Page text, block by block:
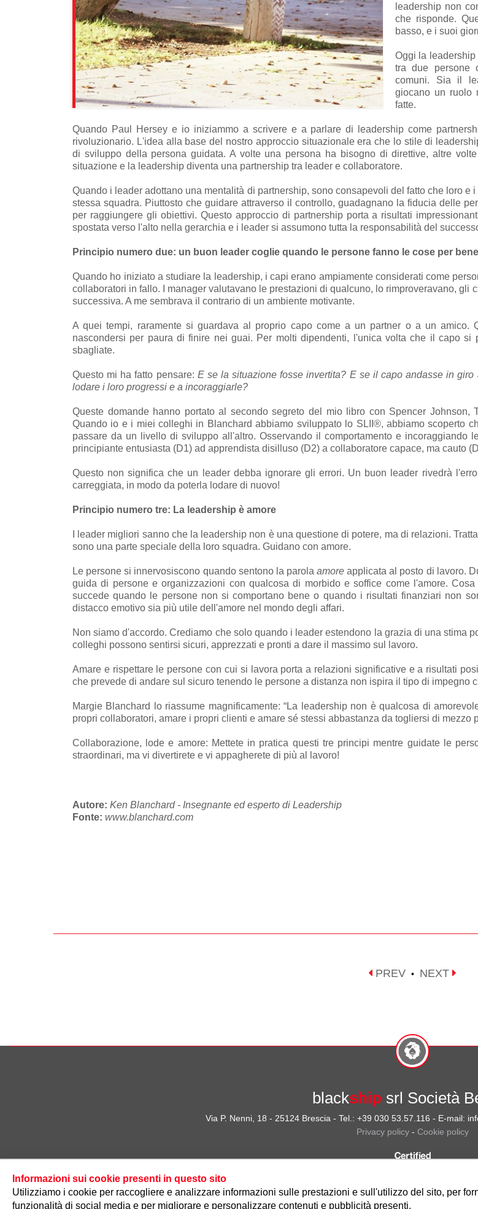
leadership non
che risponde.
basso, e i suoi
Oggi la
tra due persone
comuni. Sia il
giocano un ruolo
fatte.
Quando Paul Hersey e io iniziammo a scrivere e a parlare di leadership come
rivoluzionario. L'idea alla base del nostro approccio situazionale era che lo stile di
di sviluppo della persona guidata. A volte una persona ha bisogno di direttive, altre
situazione e la leadership diventa una partnership tra leader e collaboratore.
Quando i leader adottano una mentalità di partnership, sono consapevoli del fatto che loro
stessa squadra. Piuttosto che guidare attraverso il controllo, guadagnano la fiducia delle
per raggiungere gli obiettivi. Questo approccio di partnership porta a risultati
spostata verso l'alto nella gerarchia e i leader si assumono tutta la responsabilità del
Principio numero due: un buon leader coglie quando le persone fanno le cose per bene
Quando ho iniziato a studiare la leadership, i capi erano ampiamente considerati come
collaboratori in fallo. I manager valutavano le prestazioni di qualcuno, lo rimproveravano, gli
successiva. A me sembrava il contrario di un ambiente motivante.
A quei tempi, raramente si guardava al proprio capo come a un partner o a un amico.
nascondersi per paura di finire nei guai. Per molti dipendenti, l'unica volta che il capo si
sbagliate.
Questo mi ha fatto pensare: E se la situazione fosse invertita? E se il capo andasse in
lodare i loro progressi e a incoraggiarle?
Queste domande hanno portato al secondo segreto del mio libro con Spencer
Quando io e i miei colleghi in Blanchard abbiamo sviluppato lo SLII®, abbiamo scoperto
passare da un livello di sviluppo all'altro. Osservando il comportamento e incoraggiando
principiante entusiasta (D1) ad apprendista disilluso (D2) a collaboratore capace, ma cauto
Questo non significa che un leader debba ignorare gli errori. Un buon leader rivedrà
carreggiata, in modo da poterla lodare di nuovo!
Principio numero tre: La leadership è amore
I leader migliori sanno che la leadership non è una questione di potere, ma di relazioni.
sono una parte speciale della loro squadra. Guidano con amore.
Le persone si innervosiscono quando sentono la parolaamore applicata al posto di lavoro.
guida di persone e organizzazioni con qualcosa di morbido e soffice come l'amore.
succede quando le persone non si comportano bene o quando i risultati finanziari non
distacco emotivo sia più utile dell'amore nel mondo degli affari.
Non siamo d'accordo. Crediamo che solo quando i leader estendono la grazia di una stima
colleghi possono sentirsi sicuri, apprezzati e pronti a dare il massimo sul lavoro.
Amare e rispettare le persone con cui si lavora porta a relazioni significative e a risultati
che prevede di andare sul sicuro tenendo le persone a distanza non ispira il tipo di impegno
Margie Blanchard lo riassume magnificamente: “La leadership non è qualcosa di
propri collaboratori, amare i propri clienti e amare sé stessi abbastanza da togliersi di mezzo
Collaborazione, lode e amore: Mettete in pratica questi tre principi mentre guidate le
straordinari, ma vi divertirete e vi appagherete di più al lavoro!
Autore: Ken Blanchard - Insegnante ed esperto di Leadership
Fonte: www.blanchard.com
PREV • NEXT
blackship srl Società
Via P. Nenni, 18 - 25124 Brescia - Tel.: +39 030 53.57.116 - E-mail:
Privacy policy- Cookie policy
Informazioni sui cookie presenti in questo sito
Utilizziamo i cookie per raccogliere e analizzare informazioni sulle prestazioni e sull'utilizzo del sito, per
funzionalità di social media e per migliorare e personalizzare contenuti e pubblicità presenti.